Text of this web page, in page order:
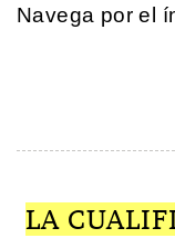
Navega por el
LA